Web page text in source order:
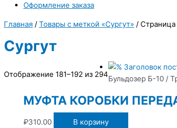
Оформление заказа
Главная / Товары с меткой «Сургут» / Страница
Сургут
Отображение 181–192 из 294Бульдозер Б-10 /
МУФТА КОРОБКИ
₽310.00 В корзину